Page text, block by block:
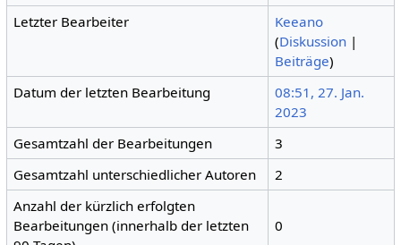
Letzter Bearbeiter
Keeano
(Diskussion |
Beiträge)
Datum der letzten Bearbeitung
08:51, 27. Jan.
2023
Gesamtzahl der Bearbeitungen
3
Gesamtzahl unterschiedlicher Autoren
2
Anzahl der kürzlich erfolgten
Bearbeitungen (innerhalb der letzten
0